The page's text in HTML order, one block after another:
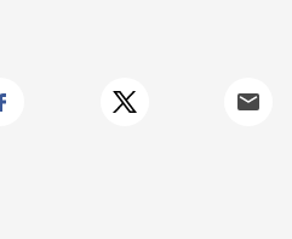
real.